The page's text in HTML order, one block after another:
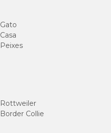
Gato
Casa
Peixes
Rottweiler
Border Collie